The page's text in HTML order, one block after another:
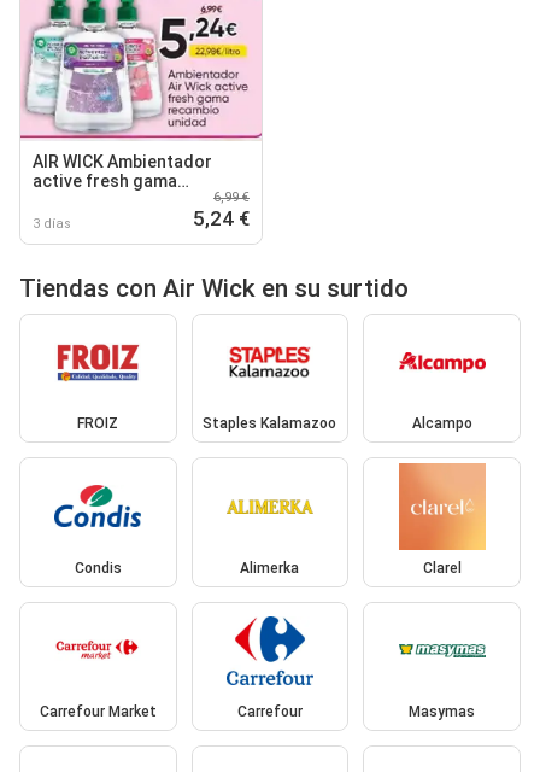
AIR WICK Ambientador
active fresh gama
3 días
6,99 €
5,24 €
Tiendas con Air Wick en su surtido
FROIZ Staples Kalamazoo Alcampo
Condis Alimerka Clarel
Carrefour Market Carrefour Masymas